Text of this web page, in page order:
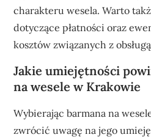
charakteru wesela. Warto
dotyczące płatności oraz
kosztów związanych z
Jakie umiejętności
na wesele w Krakowie
Wybierając barmana na
zwrócić uwagę na jego